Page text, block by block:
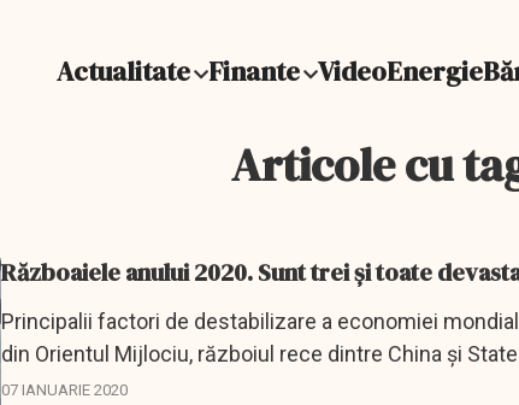
Actualitate Finante VideoEnergie
Articole cu
Războaiele anului 2020. Sunt trei și toate
Principalii factori de destabilizare a economiei
din Orientul Mijlociu, războiul rece dintre China și
schimbărilor...
07 IANUARIE 2020